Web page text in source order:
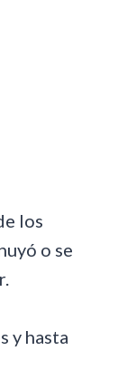
los
o se
y hasta